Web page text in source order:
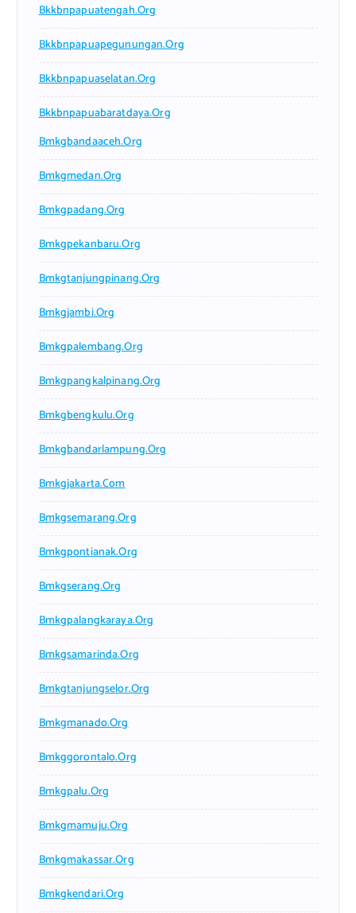
Bkkbnpapuatengah.org
Bkkbnpapuapegunungan.org
Bkkbnpapuaselatan.org
Bkkbnpapuabaratdaya.org
Bmkgbandaaceh.org
Bmkgmedan.org
Bmkgpadang.org
Bmkgpekanbaru.org
Bmkgtanjungpinang.org
Bmkgjambi.org
Bmkgpalembang.org
Bmkgpangkalpinang.org
Bmkgbengkulu.org
Bmkgbandarlampung.org
Bmkgjakarta.com
Bmkgsemarang.org
Bmkgpontianak.org
Bmkgserang.org
Bmkgpalangkaraya.org
Bmkgsamarinda.org
Bmkgtanjungselor.org
Bmkgmanado.org
Bmkggorontalo.org
Bmkgpalu.org
Bmkgmamuju.org
Bmkgmakassar.org
Bmkgkendari.org